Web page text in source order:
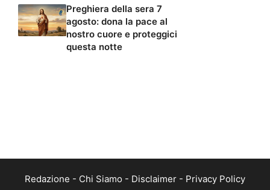
Preghiera della sera 7
agosto: dona la pace al
nostro cuore e proteggici
questa notte
Redazione - Chi Siamo - Disclaimer - Privacy Policy